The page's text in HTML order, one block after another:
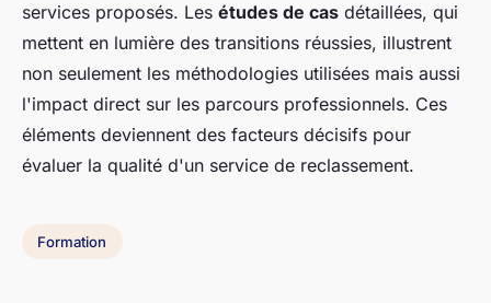
services proposés. Les études de cas détaillées, qui
mettent en lumière des transitions réussies, illustrent
non seulement les méthodologies utilisées mais aussi
l'impact direct sur les parcours professionnels. Ces
éléments deviennent des facteurs décisifs pour
évaluer la qualité d'un service de reclassement.
Formation